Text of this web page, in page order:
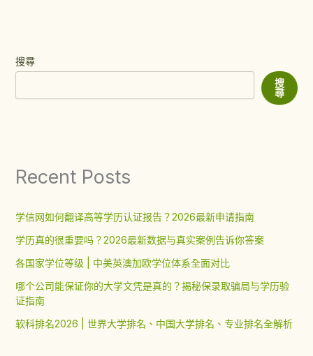
搜尋
搜
尋
Recent Posts
学信网如何翻译高等学历认证报告？2026最新申请指南
学历真的很重要吗？2026最新数据与真实案例告诉你答案
各国家学位等级 | 中美英澳加欧学位体系全面对比
哪个公司能保证你的大学文凭是真的？揭秘保录取骗局与学历验
证指南
软科排名2026 | 世界大学排名、中国大学排名、专业排名全解析